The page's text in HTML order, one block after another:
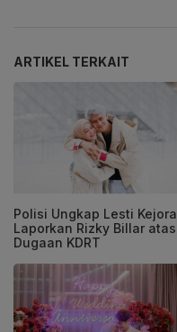
ARTIKEL TERKAIT
Polisi Ungkap Lesti Kejora
Laporkan Rizky Billar atas
Dugaan KDRT